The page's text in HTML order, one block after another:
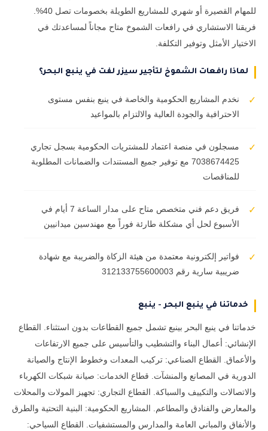
للمهام القصيرة أو شهري للمشاريع الطويلة بخصومات تصل 40%.
فريقنا الاستشاري في رافعات الشموخ متاح مجاناً لمساعدتك في
الاختيار الأمثل وتوفير التكلفة.
لماذا رافعات الشموخ لتأجير سيزر لفت في ينبع البحر؟
✓
نخدم المشاريع الحكومية والخاصة في ينبع بنفس مستوى
الاحترافية والجودة العالية والالتزام بالمواعيد
✓
مسجلون في منصة اعتماد للمشتريات الحكومية بسجل تجاري
7038674425 مع توفير جميع المستندات والضمانات المطلوبة
للمناقصات
✓
فريق دعم فني متخصص متاح على مدار الساعة 7 أيام في
الأسبوع لحل أي مشكلة طارئة فوراً مع مهندسين ميدانيين
✓
فواتير إلكترونية معتمدة من هيئة الزكاة والضريبة مع شهادة
ضريبية سارية رقم 312133755600003
خدماتنا في ينبع البحر - ينبع
خدماتنا في ينبع البحر بينبع تشمل جميع القطاعات بدون استثناء. القطاع
الإنشائي: أعمال البناء والتشطيب والتأسيس على جميع الارتفاعات
والأعماق. القطاع الصناعي: تركيب المعدات وخطوط الإنتاج والصيانة
الدورية في المصانع والمنشآت. قطاع الخدمات: صيانة شبكات الكهرباء
والاتصالات والتكييف والسباكة. القطاع التجاري: تجهيز المولات والمحلات
والمعارض والفنادق والمطاعم. المشاريع الحكومية: البنية التحتية والطرق
والأنفاق والمباني العامة والمدارس والمستشفيات. القطاع السياحي: